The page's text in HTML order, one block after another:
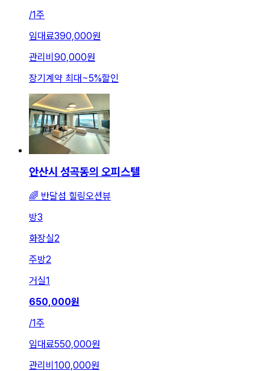
/1주
임대료390,000원
관리비 90,000원
장기계약 최대~5%할인
안산시 성곡동의 오피스텔
🌈 반달섬 힐링오션뷰
방3
화장실2
주방2
거실1
650,000원
/1주
임대료550,000원
관리비 100,000원